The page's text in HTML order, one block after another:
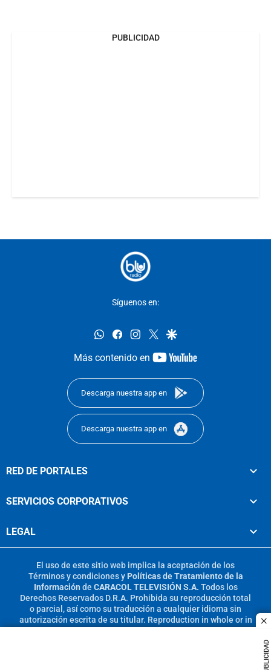
PUBLICIDAD
PUBLICIDAD
Síguenos en:
whatsappfacebookinstagram
twittergoogle
Más contenido en
youtube-
Descarga nuestra app en
Descarga nuestra app en
RED DE PORTALES
SERVICIOS CORPORATIVOS
LEGAL
El uso de este sitio web implica la aceptación de los
Términos y condicionesy Políticas de Tratamiento de la
Información de CARACOL TELEVISIÓN S.A. Todos los
Derechos Reservados D.R.A. Prohibida su reproducción total
o parcial, así como su traducción a cualquier idioma sin
autorización escrita de su titular. Reproduction in whole or in
part, or translation without written permission is prohibited.